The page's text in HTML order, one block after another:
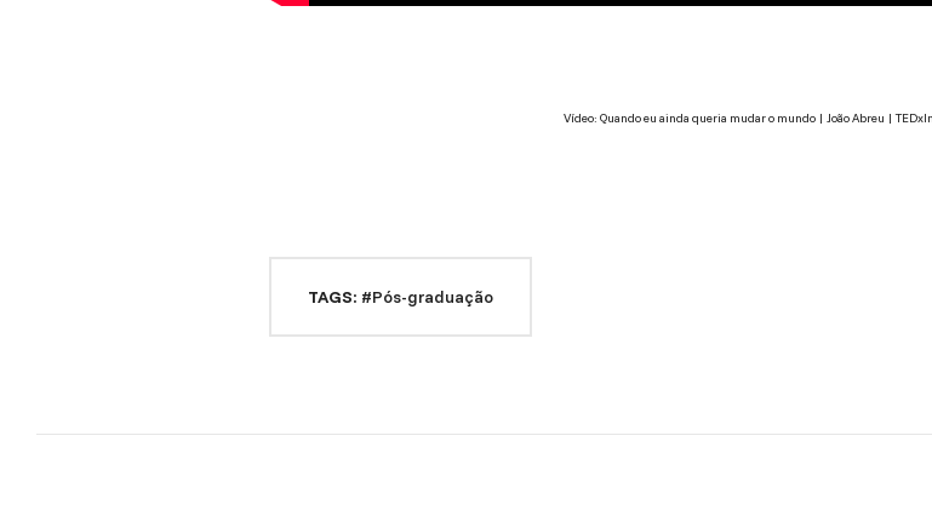
Vídeo: Quando eu ainda queria mudar o mundo | João Abreu |
TAGS: #Pós-graduação